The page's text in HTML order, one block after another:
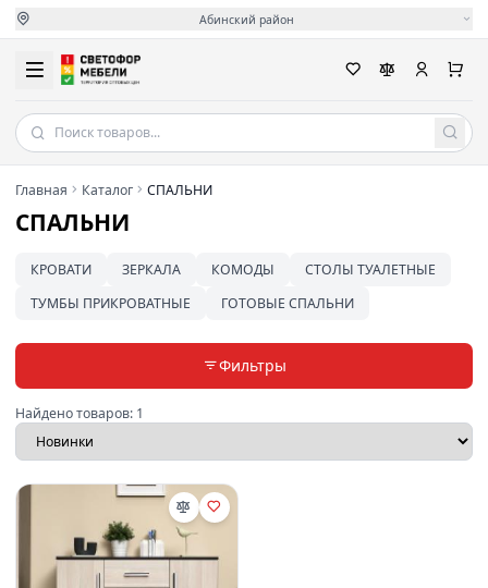
Абинский район
Главная Каталог СПАЛЬНИ
СПАЛЬНИ
КРОВАТИ ЗЕРКАЛА КОМОДЫ
СТОЛЫ ТУАЛЕТНЫЕ
ТУМБЫ ПРИКРОВАТНЫЕ
ГОТОВЫЕ СПАЛЬНИ
Фильтры
Найдено товаров: 1